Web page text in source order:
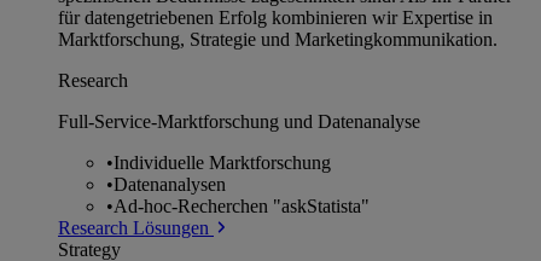
für datengetriebenen Erfolg kombinieren wir Expertise in
Marktforschung, Strategie und Marketingkommunikation.
Research
Full-Service-Marktforschung und Datenanalyse
•Individuelle Marktforschung
•Datenanalysen
•Ad-hoc-Recherchen "askStatista"
Research Lösungen
Strategy